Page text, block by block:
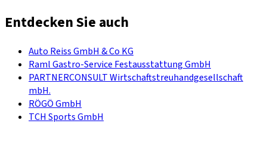
Entdecken Sie auch
Auto Reiss GmbH & Co KG
Raml Gastro-Service Festausstattung GmbH
PARTNERCONSULT Wirtschaftstreuhandgesellschaft
mbH.
RÖGÖ GmbH
TCH Sports GmbH